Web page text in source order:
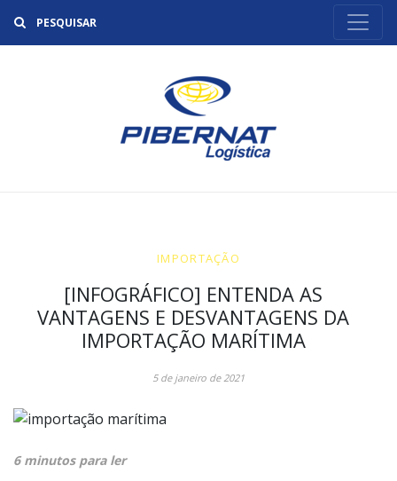
IMPORTAÇÃO
[INFOGRÁFICO] ENTENDA AS
VANTAGENS E DESVANTAGENS DA
IMPORTAÇÃO MARÍTIMA
5 de janeiro de 2021
6 minutos para ler